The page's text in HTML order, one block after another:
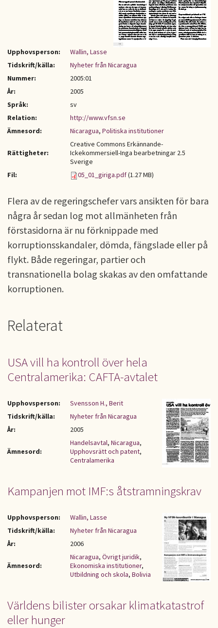
Upphovsperson:
Wallin, Lasse
Tidskrift/källa:
Nyheter från Nicaragua
Nummer:
2005:01
År:
2005
Språk:
sv
Relation:
http://www.vfsn.se
Ämnesord:
Nicaragua, Politiska institutioner
Rättigheter:
Creative Commons Erkännande-
Ickekommersiell-Inga bearbetningar 2.5
Sverige
Fil:
05_01_giriga.pdf(1.27 MB)
Flera av de regeringschefer vars ansikten för bara
några år sedan log mot allmänheten från
förstasidorna är nu förknippade med
korruptionsskandaler, dömda, fängslade eller på
flykt. Både regeringar, partier och
transnationella bolag skakas av den omfattande
korruptionen.
Relaterat
USA vill ha kontroll över hela
Centralamerika: CAFTA-avtalet
Upphovsperson:
Svensson H., Berit
Tidskrift/källa:
Nyheter från Nicaragua
År:
2005
Ämnesord:
Handelsavtal, Nicaragua,
Upphovsrätt och patent,
Centralamerika
Kampanjen mot IMF:s åtstramningskrav
Upphovsperson:
Wallin, Lasse
Tidskrift/källa:
Nyheter från Nicaragua
År:
2006
Ämnesord:
Nicaragua, Övrigt juridik,
Ekonomiska institutioner,
Utbildning och skola, Bolivia
Världens bilister orsakar klimatkatastrof
eller hunger